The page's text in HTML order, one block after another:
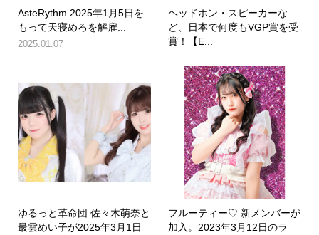
AsteRythm 2025年1月5日を
もって天寝めろを解雇...
2025.01.07
ヘッドホン・スピーカーな
ど、日本で何度もVGP賞を受
賞！【E...
ゆるっと革命団 佐々木萌奈と
最雲めい子が2025年3月1日
フルーティー♡ 新メンバーが
加入。2023年3月12日のラ